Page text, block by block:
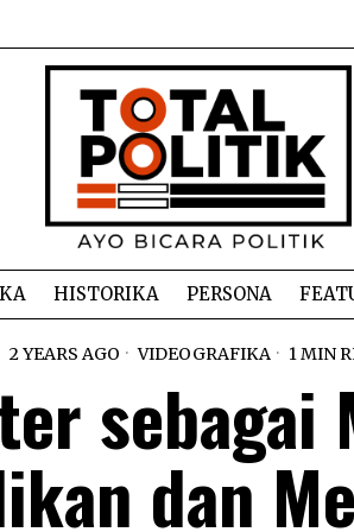
HISTORIKA PERSONA
2 YEARS AGO VIDEOGRAFIKA 1 MIN
sebagai
dan